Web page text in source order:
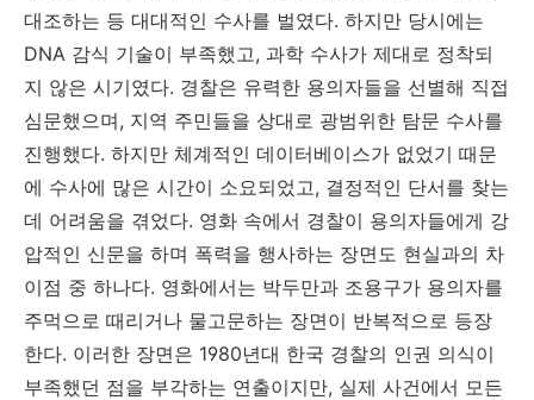
대조하는 등 대대적인 수사를 벌였다. 하지만 당시에는
DNA 감식 기술이 부족했고, 과학 수사가 제대로 정착되
지 않은 시기였다. 경찰은 유력한 용의자들을 선별해 직접
심문했으며, 지역 주민들을 상대로 광범위한 탐문 수사를
진행했다. 하지만 체계적인 데이터베이스가 없었기 때문
에 수사에 많은 시간이 소요되었고, 결정적인 단서를 찾는
데 어려움을 겪었다. 영화 속에서 경찰이 용의자들에게 강
압적인 신문을 하며 폭력을 행사하는 장면도 현실과의 차
이점 중 하나다. 영화에서는 박두만과 조용구가 용의자를
주먹으로 때리거나 물고문하는 장면이 반복적으로 등장
한다. 이러한 장면은 1980년대 한국 경찰의 인권 의식이
부족했던 점을 부각하는 연출이지만, 실제 사건에서 모든